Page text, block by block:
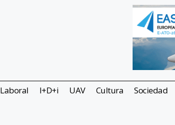
Laboral I+D+i UAV Cultura Sociedad